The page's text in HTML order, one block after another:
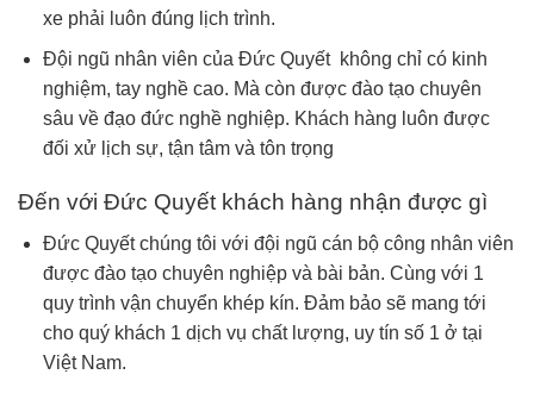
xe phải luôn đúng lịch trình.
Đội ngũ nhân viên của Đức Quyết không chỉ có kinh
nghiệm, tay nghề cao. Mà còn được đào tạo chuyên
sâu về đạo đức nghề nghiệp. Khách hàng luôn được
đối xử lịch sự, tận tâm và tôn trọng
Đến với Đức Quyết khách hàng nhận được gì
Đức Quyết chúng tôi với đội ngũ cán bộ công nhân viên
được đào tạo chuyên nghiệp và bài bản. Cùng với 1
quy trình vận chuyển khép kín. Đảm bảo sẽ mang tới
cho quý khách 1 dịch vụ chất lượng, uy tín số 1 ở tại
Việt Nam.